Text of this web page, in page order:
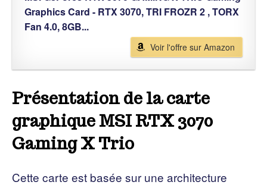
Graphics Card - RTX 3070, TRI FROZR 2 , TORX
Fan 4.0, 8GB...
Voir l'offre sur Amazon
Présentation de la carte
graphique MSI RTX 3070
Gaming X Trio
Cette carte est basée sur une architecture